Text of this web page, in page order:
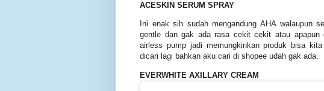
ACESKIN SERUM SPRAY
Ini enak sih sudah mengandung AHA walaupun
gentle dan gak ada rasa cekit cekit atau apapun
airless pump jadi memungkinkan produk bisa
dicari lagi bahkan aku cari di shopee udah gak ada.
EVERWHITE AXILLARY CREAM